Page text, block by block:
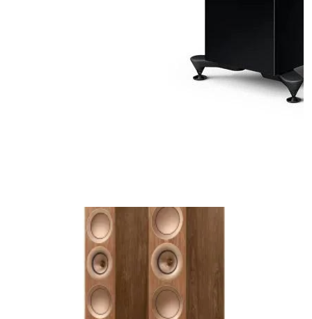
KEF R7 META BLACK GLOSS
напольная акустическая система